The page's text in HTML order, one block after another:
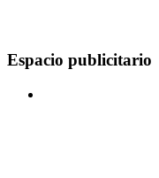
Espacio publicitario